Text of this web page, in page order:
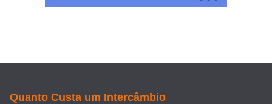
Quanto Custa um Intercâmbio